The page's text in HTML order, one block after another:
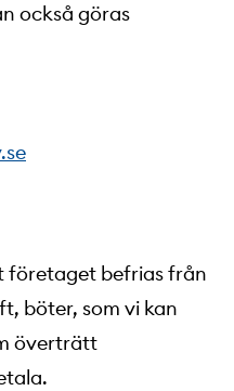
också göras
befrias från
böter, som vi kan
överträtt